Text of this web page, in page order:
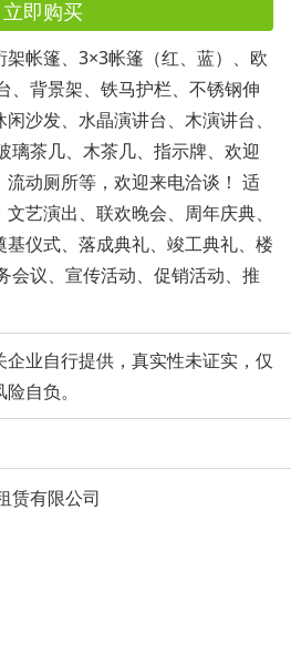
立即购买
帐篷、3×3帐篷（红、蓝）、欧
、背景架、铁马护栏、不锈钢伸
沙发、水晶演讲台、木演讲台、
璃茶几、木茶几、指示牌、欢迎
动厕所等，欢迎来电洽谈！ 适
艺演出、联欢晚会、周年庆典、
仪式、落成典礼、竣工典礼、楼
会议、宣传活动、促销活动、推
企业自行提供，真实性未证实，仅
自负。
赁有限公司